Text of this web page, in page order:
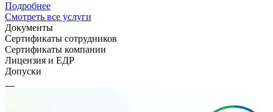
Подробнее
Смотреть все услуги
Документы
Сертификаты сотрудников
Сертификаты компании
Лицензия и ЕДР
Допуски